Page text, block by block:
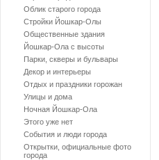
Облик старого города
Стройки Йошкар-Олы
Общественные здания
Йошкар-Ола с высоты
Парки, скверы и бульвары
Декор и интерьеры
Отдых и праздники горожан
Улицы и дома
Ночная Йошкар-Ола
Этого уже нет
События и люди города
Открытки, официальные фото
города